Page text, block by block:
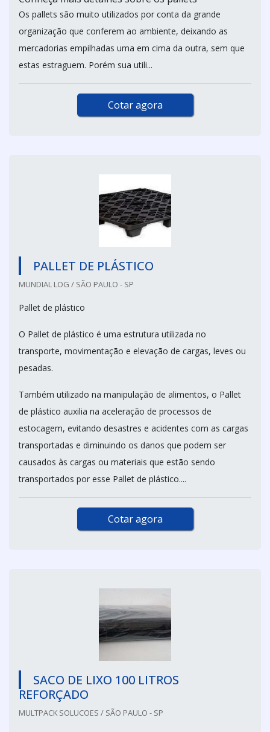
Os pallets são muito utilizados por conta da grande
organização que conferem ao ambiente, deixando as
mercadorias empilhadas uma em cima da outra, sem que
estas estraguem. Porém sua utili...
Cotar agora
PALLET DE PLÁSTICO
MUNDIAL LOG / SÃO PAULO - SP
Pallet de plástico
O Pallet de plástico é uma estrutura utilizada no
transporte, movimentação e elevação de cargas, leves ou
pesadas.
Também utilizado na manipulação de alimentos, o Pallet
de plástico auxilia na aceleração de processos de
estocagem, evitando desastres e acidentes com as cargas
transportadas e diminuindo os danos que podem ser
causados às cargas ou materiais que estão sendo
transportados por esse Pallet de plástico....
Cotar agora
SACO DE LIXO 100 LITROS
REFORÇADO
MULTPACK SOLUCOES / SÃO PAULO - SP